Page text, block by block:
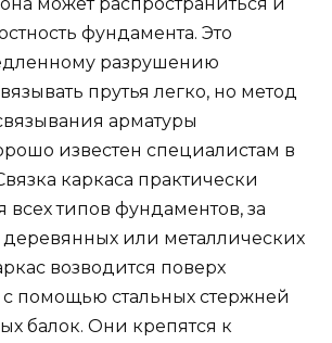
фундамента. Это
разрушению
прутья легко, но метод
арматуры
известен специалистам в
каркаса практически
всех типов фундаментов, за
или металлических
возводится поверх
с помощью стальных стержней
балок. Они крепятся к